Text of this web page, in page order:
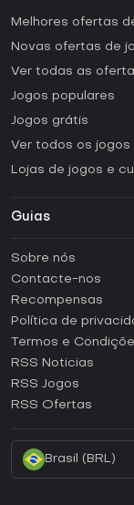
Melhores ofertas
Novas ofertas de
Ver todas as
Jogos populares
Jogos grátis
Ver todos os jogos
Lojas de jogos e
Guias
Como ativar uma
Como ativar uma
Como ativar uma
Como ativar uma
Como ativar uma
Sobre nós
Contacte-nos
Recompensas
Política de
Termos e
RSS Noticias
RSS Jogos
RSS Ofertas
Brasil (BRL)